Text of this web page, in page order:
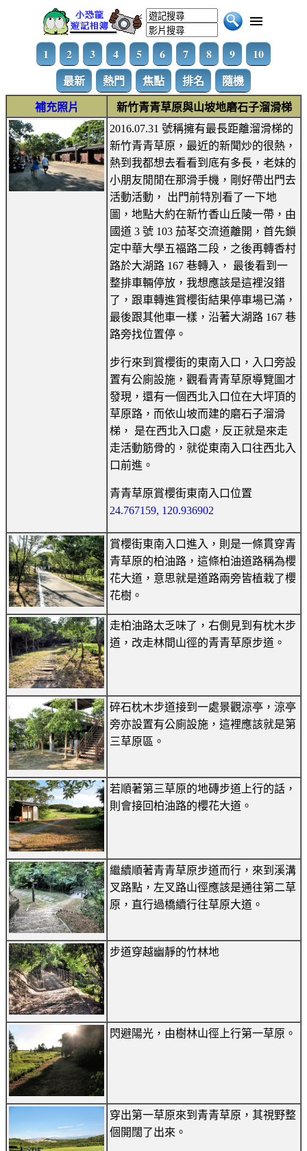
1 2 3 4 5 6 7 8 9
10
最新
熱門 焦點 排名 隨機
補充照片
新竹青青草原與山坡地磨石子溜滑梯
2016.07.31 號稱擁有最長距離溜滑梯的
新竹青青草原，最近的新聞炒的很熱，
熱到我都想去看看到底有多長，老妹的
小朋友閒閒在那滑手機，剛好帶出門去
活動活動， 出門前特別看了一下地
圖，地點大約在新竹香山丘陵一帶，由
國道 3 號 103 茄苳交流道離開，首先鎖
定中華大學五福路二段，之後再轉香村
路於大湖路 167 巷轉入， 最後看到一
整排車輛停放，我想應該是這裡沒錯
了，跟車轉進賞櫻街結果停車場已滿，
最後跟其他車一樣，沿著大湖路 167 巷
路旁找位置停。
步行來到賞櫻街的東南入口，入口旁設
置有公廁設施，觀看青青草原導覽圖才
發現，還有一個西北入口位在大坪頂的
草原路，而依山坡而建的磨石子溜滑
梯， 是在西北入口處，反正就是來走
走活動筋骨的，就從東南入口往西北入
口前進。
青青草原賞櫻街東南入口位置
24.767159, 120.936902
賞櫻街東南入口進入，則是一條貫穿青
青草原的柏油路，這條柏油道路稱為櫻
花大道，意思就是道路兩旁皆植栽了櫻
花樹。
走柏油路太乏味了，右側見到有枕木步
道，改走林間山徑的青青草原步道。
碎石枕木步道接到一處景觀涼亭，涼亭
旁亦設置有公廁設施，這裡應該就是第
三草原區。
若順著第三草原的地磚步道上行的話，
則會接回柏油路的櫻花大道。
繼續順著青青草原步道而行，來到溪溝
叉路點，左叉路山徑應該是通往第二草
原，直行過橋續行往草原大道。
步道穿越幽靜的竹林地
閃避陽光，由樹林山徑上行第一草原。
穿出第一草原來到青青草原，其視野整
個開闊了出來。